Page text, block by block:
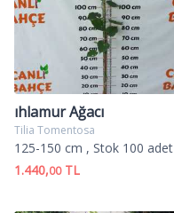
ıhlamur Ağacı
Tilia Tomentosa
125-150 cm , Stok 100 adet
1.440,00TL